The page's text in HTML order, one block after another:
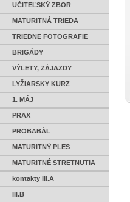
UČITEĽSKÝ ZBOR
MATURITNÁ TRIEDA
TRIEDNE FOTOGRAFIE
BRIGÁDY
VÝLETY, ZÁJAZDY
LYŽIARSKY KURZ
1. MÁJ
PRAX
PROBABÁL
MATURITNÝ PLES
MATURITNÉ STRETNUTIA
kontakty III.A
III.B